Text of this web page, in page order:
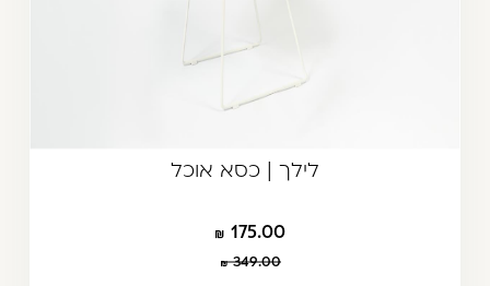
לילך | כסא אוכל
175.00
349.00